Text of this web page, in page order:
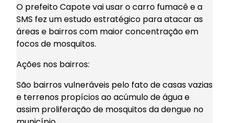
O prefeito Capote vai usar o carro fumacê e a
SMS fez um estudo estratégico para atacar as
áreas e bairros com maior concentração em
focos de mosquitos.
Ações nos bairros:
São bairros vulneráveis pelo fato de casas vazias
e terrenos propícios ao acúmulo de água e
assim proliferação de mosquitos da dengue no